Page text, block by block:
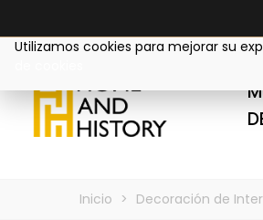
Inicio > Decoración de
Utilizamos cookies para mejorar su